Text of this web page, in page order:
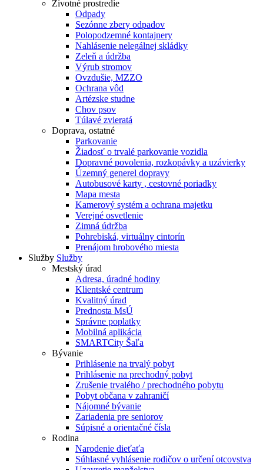
Životné prostredie
Odpady
Sezónne zbery odpadov
Polopodzemné kontajnery
Nahlásenie nelegálnej skládky
Zeleň a údržba
Výrub stromov
Ovzdušie, MZZO
Ochrana vôd
Artézske studne
Chov psov
Túlavé zvieratá
Doprava, ostatné
Parkovanie
Žiadosť o trvalé parkovanie vozidla
Dopravné povolenia, rozkopávky a uzávierky
Územný generel dopravy
Autobusové karty , cestovné poriadky
Mapa mesta
Kamerový systém a ochrana majetku
Verejné osvetlenie
Zimná údržba
Pohrebiská, virtuálny cintorín
Prenájom hrobového miesta
Služby Služby
Mestský úrad
Adresa, úradné hodiny
Klientské centrum
Kvalitný úrad
Prednosta MsÚ
Správne poplatky
Mobilná aplikácia
SMARTCity Šaľa
Bývanie
Prihlásenie na trvalý pobyt
Prihlásenie na prechodný pobyt
Zrušenie trvalého / prechodného pobytu
Pobyt občana v zahraničí
Nájomné bývanie
Zariadenia pre seniorov
Súpisné a orientačné čísla
Rodina
Narodenie dieťaťa
Súhlasné vyhlásenie rodičov o určení otcovstva